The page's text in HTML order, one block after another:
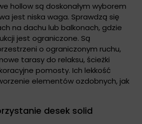
hollow są doskonałym wyborem
jest niska waga. Sprawdzą się
na dachu lub balkonach, gdzie
jest ograniczone. Są
o ograniczonym ruchu,
tarasy do relaksu, ścieżki
pomosty. Ich lekkość
elementów ozdobnych, jak
desek solid